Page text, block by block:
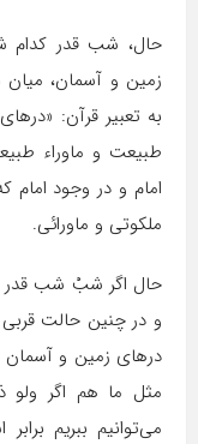
حال، شب قدر
زمین و آسمان،
به تعبیر قرآن:
طبیعت و ماوراء
امام و در وجود
ملکوتى و ماورائى.
حال اگر شبْ شب قدر
و در چنین حالت
درهاى زمین و آسمان
مثل ما هم اگر ولو
مى‌توانیم ببریم